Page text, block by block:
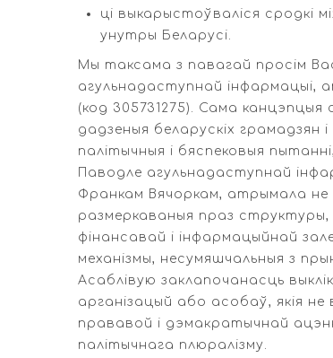
ці выкарыстоўваліся сродкі
унутры Беларусі.
Мы таксама з павагай просім
агульнадаступнай інфармацыі,
(код 305731275). Сама
дадзеныя беларускіх грамадзян
палітычныя і бяспековыя
Паводле агульнадаступнай
Франкам Вячоркам, атрымала не
размеркаваныя праз структуры,
фінансавай і інфармацыйнай
механізмы, несумяшчальныя з
Асаблівую заклапочанасць
арганізацый або асобаў, якія
прававой і дэмакратычнай
палітычнага плюралізму.